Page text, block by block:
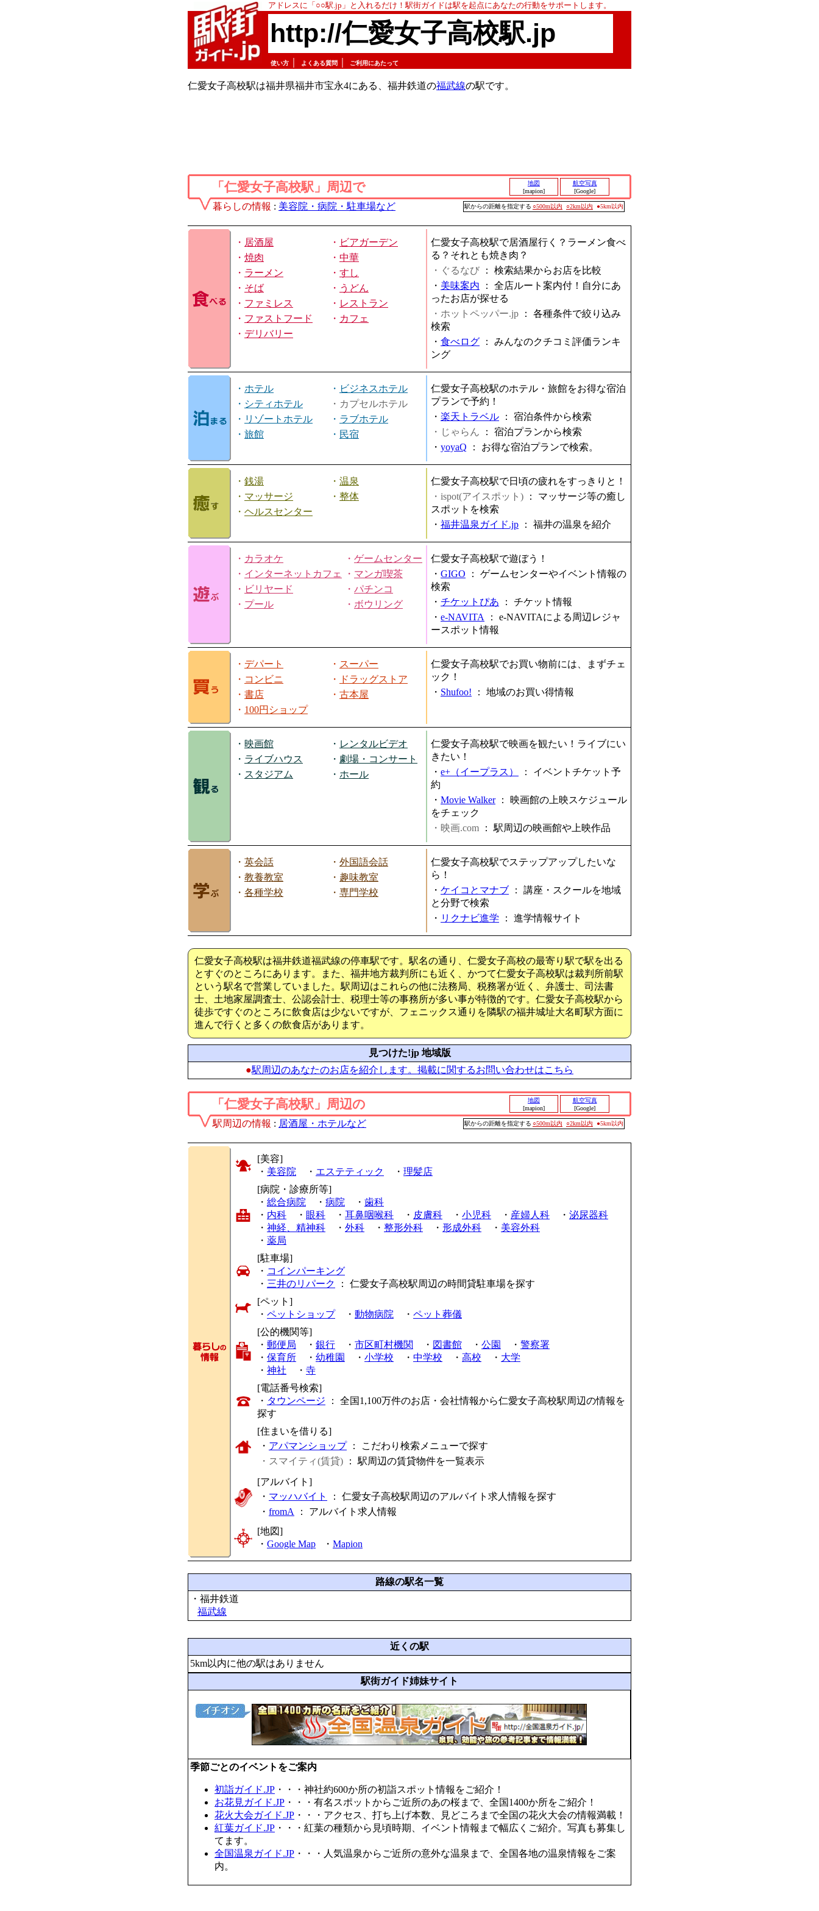
アドレスに「○○駅.jp」と入れるだけ！駅街ガイドは駅を起点にあなたの行動をサポートします。
http://仁愛女子高校駅.jp
使い方 よくある質問 ご利用にあたって
仁愛女子高校駅は福井県福井市宝永4にある、福井鉄道の福武線の駅です。
「仁愛女子高校駅」周辺で
地図
[mapion]
航空写真
[Google]
暮らしの情報 : 美容院・病院・駐車場など 駅からの距離を指定する ○500m以内 ○2km以内 ●5km以内
・ 居酒屋 ・ ビアガーデン
・ 焼肉 ・ 中華
・ ラーメン ・ すし
・ そば ・ うどん
・ ファミレス ・ レストラン
・ ファストフード ・ カフェ
・ デリバリー
仁愛女子高校駅で居酒屋行く？ラーメン食べ
る？それとも焼き肉？
・ぐるなび ： 検索結果からお店を比較
・ 美味案内 ： 全店ルート案内付！自分にあ
ったお店が探せる
・ホットペッパー.jp ： 各種条件で絞り込み
検索
・ 食べログ ： みんなのクチコミ評価ランキ
ング
・ ホテル ・ ビジネスホテル
・ シティホテル
・カプセルホテル
・ リゾートホテル ・ ラブホテル
・ 旅館 ・ 民宿
仁愛女子高校駅のホテル・旅館をお得な宿泊
プランで予約！
・ 楽天トラベル ： 宿泊条件から検索
・じゃらん ： 宿泊プランから検索
・ yoyaQ ： お得な宿泊プランで検索。
・ 銭湯 ・ 温泉
・ マッサージ ・ 整体
・ ヘルスセンター
仁愛女子高校駅で日頃の疲れをすっきりと！
・ispot(アイスポット) ： マッサージ等の癒し
スポットを検索
・ 福井温泉ガイド.jp ： 福井の温泉を紹介
・ カラオケ ・ ゲームセンター
・ インターネットカフェ ・ マンガ喫茶
・ ビリヤード ・ パチンコ
・ プール ・ ボウリング
仁愛女子高校駅で遊ぼう！
・ GIGO ： ゲームセンターやイベント情報の
検索
・ チケットぴあ ： チケット情報
・ e-NAVITA ： e-NAVITAによる周辺レジャ
ースポット情報
・ デパート ・ スーパー
・ コンビニ ・
ドラッグストア
・ 書店 ・ 古本屋
・ 100円ショップ
仁愛女子高校駅でお買い物前には、まずチェ
ック！
・ Shufoo! ： 地域のお買い得情報
・ 映画館 ・ レンタルビデオ
・ ライブハウス ・ 劇場・コンサート
・ スタジアム ・ ホール
仁愛女子高校駅で映画を観たい！ライブにい
きたい！
・ e+（イープラス） ： イベントチケット予
約
・ Movie Walker： 映画館の上映スケジュール
をチェック
・映画.com ： 駅周辺の映画館や上映作品
・ 英会話 ・ 外国語会話
・ 教養教室 ・ 趣味教室
・ 各種学校 ・ 専門学校
仁愛女子高校駅でステップアップしたいな
ら！
・ ケイコとマナブ ： 講座・スクールを地域
と分野で検索
・ リクナビ進学 ： 進学情報サイト
仁愛女子高校駅は福井鉄道福武線の停車駅です。駅名の通り、仁愛女子高校の最寄り駅で駅を出る
とすぐのところにあります。また、福井地方裁判所にも近く、かつて仁愛女子高校駅は裁判所前駅
という駅名で営業していました。駅周辺はこれらの他に法務局、税務署が近く、弁護士、司法書
士、土地家屋調査士、公認会計士、税理士等の事務所が多い事が特徴的です。仁愛女子高校駅から
徒歩ですぐのところに飲食店は少ないですが、フェニックス通りを隣駅の福井城址大名町駅方面に
進んで行くと多くの飲食店があります。
見つけた!jp 地域版
●駅周辺のあなたのお店を紹介します。掲載に関するお問い合わせはこちら
「仁愛女子高校駅」周辺の
地図
[mapion]
航空写真
[Google]
駅周辺の情報 : 居酒屋・ホテルなど 駅からの距離を指定する ○500m以内 ○2km以内 ●5km以内
[美容]
・ 美容院 ・ エステティック ・ 理髪店
[病院・診療所等]
・ 総合病院 ・ 病院 ・ 歯科
・ 内科 ・ 眼科 ・ 耳鼻咽喉科 ・ 皮膚科 ・ 小児科 ・ 産婦人科 ・ 泌尿器科
・ 神経、精神科 ・ 外科 ・ 整形外科 ・ 形成外科 ・ 美容外科
・ 薬局
[駐車場]
・ コインパーキング
・ 三井のリパーク
： 仁愛女子高校駅周辺の時間貸駐車場を探す
[ペット]
・ ペットショップ・ 動物病院 ・ ペット葬儀
[公的機関等]
・ 郵便局 ・ 銀行 ・ 市区町村機関 ・ 図書館 ・ 公園 ・ 警察署
・ 保育所 ・ 幼稚園 ・ 小学校 ・ 中学校 ・ 高校 ・ 大学
・ 神社 ・ 寺
[電話番号検索]
・ タウンページ ： 全国1,100万件のお店・会社情報から仁愛女子高校駅周辺の情報を
探す
[住まいを借りる]
・ アパマンショップ： こだわり検索メニューで探す
・スマイティ(賃貸) ： 駅周辺の賃貸物件を一覧表示
[アルバイト]
・ マッハバイト
： 仁愛女子高校駅周辺のアルバイト求人情報を探す
・ fromA ： アルバイト求人情報
[地図]
・ Google Map ・ Mapion
路線の駅名一覧
・福井鉄道
福武線
近くの駅
5km以内に他の駅はありません
駅街ガイド姉妹サイト
季節ごとのイベントをご案内
初詣ガイド.JP ・・・神社約600か所の初詣スポット情報をご紹介！
お花見ガイド.JP ・・・有名スポットからご近所のあの桜まで、全国1400か所をご紹介！
花火大会ガイド.JP ・・・アクセス、打ち上げ本数、見どころまで全国の花火大会の情報満載！
紅葉ガイド.JP ・・・紅葉の種類から見頃時期、イベント情報まで幅広くご紹介。写真も募集し
てます。
全国温泉ガイド.JP ・・・人気温泉からご近所の意外な温泉まで、全国各地の温泉情報をご案
内。